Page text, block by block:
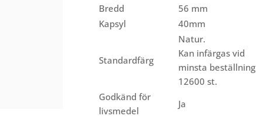
Bredd
56 mm
Kapsyl
40mm
Standardfärg
Natur.
Kan infärgas vid
minsta beställning
12600 st.
Godkänd för
livsmedel
Ja